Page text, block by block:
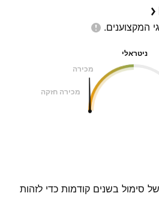
המקצוענים.
ניטראלי
מכירה
מכירה חזקה
סימול בשנים קודמות כדי לזהות